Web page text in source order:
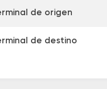
de origen
de destino